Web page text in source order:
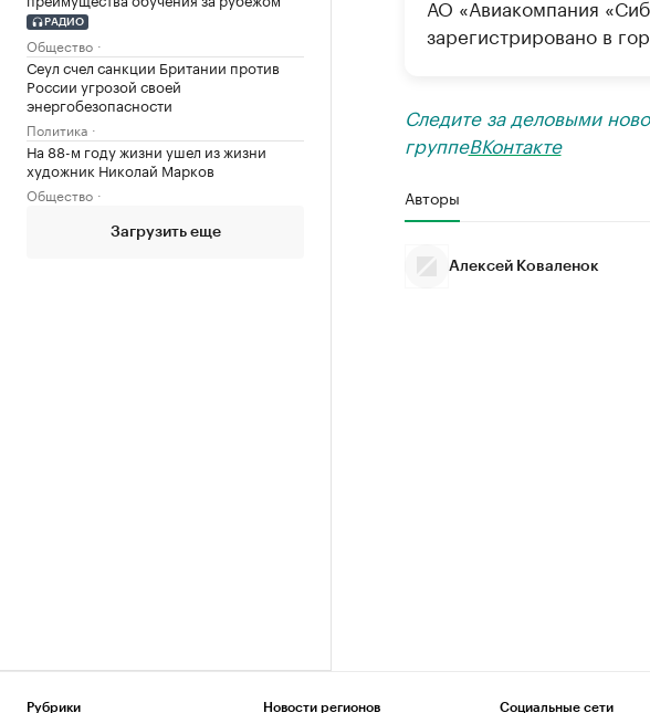
РАДИО
Общество
Сеул счел санкции Британии против
России угрозой своей
энергобезопасности
Политика
На 88-м году жизни ушел из жизни
художник Николай Марков
Общество
Загрузить еще
АО «Авиакомпания
зарегистрировано в
Следите за деловыми
группеВКонтакте
Авторы
Алексей Коваленок
Рубрики Новости регионов Социальные сети